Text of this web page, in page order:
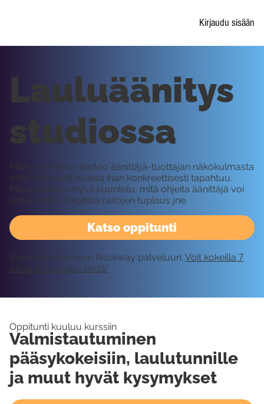
Kirjaudu sisään
Katso oppitunti
Lauluäänitys
studiossa
Mikko Herranen kertoo äänittäjä-tuottajan näkökulmasta
mitä lauluäänityksissä ihan konkreettisesti tapahtuu.
Miten tehdään hyvä kuuntelu, mitä ohjeita äänittäjä voi
antaa, mitä tarkoittaa raitojen tuplaus jne.
Vaatii kirjautumisen Rockway palveluun. Voit kokeilla 7
päivää ilmaiseksi tästä!
Oppitunti kuuluu kurssiin
Valmistautuminen
pääsykokeisiin, laulutunnille
ja muut hyvät kysymykset